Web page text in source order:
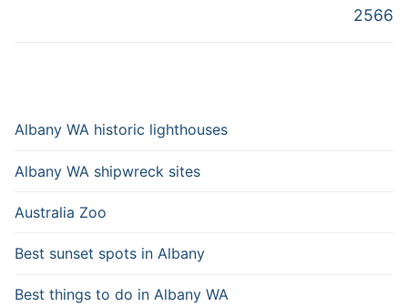
2566
Albany WA historic lighthouses
Albany WA shipwreck sites
Australia Zoo
Best sunset spots in Albany
Best things to do in Albany WA